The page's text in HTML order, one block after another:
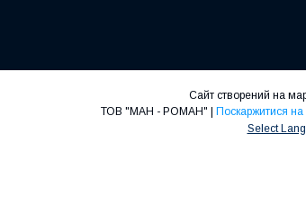
Сайт створений на
Поскаржитися на
Select